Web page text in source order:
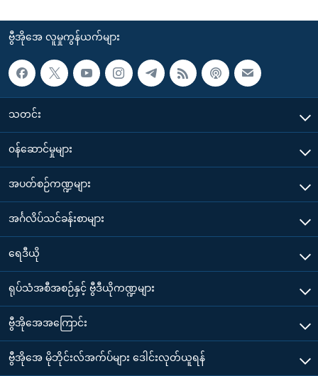
ဗွီအိုအေ လူမှုကွန်ယက်များ
သတင်း
၀န်ဆောင်မှုများ
အပတ်စဉ်ကဏ္ဍများ
အင်္ဂလိပ်သင်ခန်းစာများ
ရေဒီယို
ရုပ်သံအစီအစဉ်နှင့် ဗွီဒီယိုကဏ္ဍများ
ဗွီအိုအေအကြောင်း
ဗွီအိုအေ မိုဘိုင်းလ်အက်ပ်များ ဒေါင်းလုတ်ယူရန်